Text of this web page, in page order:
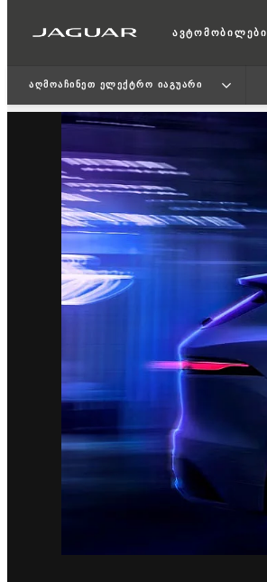
ავტომობილები
ᲐᲦᲛᲝᲐᲩᲘᲜᲔᲗ ᲔᲚᲔᲥᲢᲠᲝ ᲘᲐᲒᲣᲐᲠᲘ